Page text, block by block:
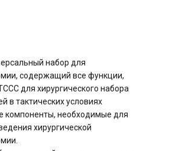
набор для
содержащий все функции,
для хирургического набора
в тактических условиях
компоненты, необходимые для
хирургической